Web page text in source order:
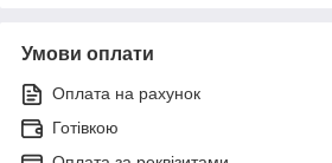
Умови оплати
Оплата на рахунок
Готівкою